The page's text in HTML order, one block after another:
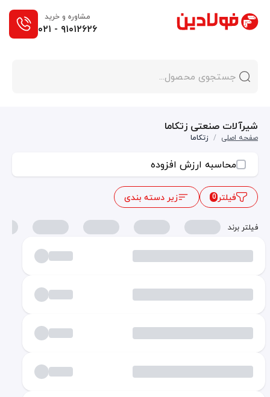
مشاوره و خرید
۰۲۱ - ۹۱۰۱۲۶۲۶
شیرآلات صنعتی زتکاما
صفحه اصلی / زتکاما
محاسبه ارزش افزوده
فیلتر0 زیر دسته بندی
فیلتر برند